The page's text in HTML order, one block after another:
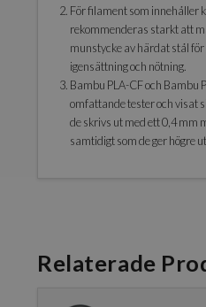
För filament som innehåller
rekommenderas starkt att
munstycke av härdat stål
igensättning och nötning.
Bambu PLA-CF och Bambu
omfattande tester och visat
de skrivs ut med ett 0,4 mm
samtidigt som de ger högre
Relaterade